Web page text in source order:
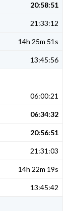
20:58:51
21:33:12
14h 25m 51s
13:45:56
06:00:21
06:34:32
20:56:51
21:31:03
14h 22m 19s
13:45:42